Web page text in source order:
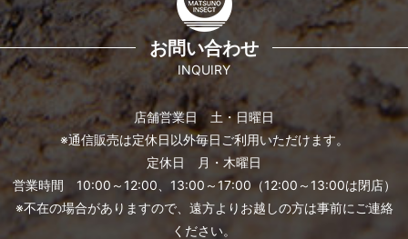
お問い合わせ
INQUIRY
店舗営業日 土・日曜日
※通信販売は定休日以外毎日ご利用いただけます。
定休日 月・木曜日
営業時間 10:00～12:00、13:00～17:00（12:00～13:00は閉店）
※不在の場合がありますので、遠方よりお越しの方は事前にご連絡
ください。